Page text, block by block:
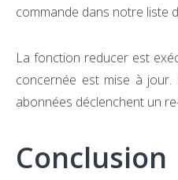
commande dans notre liste
La fonction reducer est
concernée est mise à jour.
abonnées déclenchent un
Conclusion